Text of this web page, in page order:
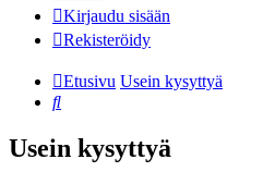
Kirjaudu sisään
Rekisteröidy
Etusivu Usein kysyttyä
Etsi
Usein kysyttyä